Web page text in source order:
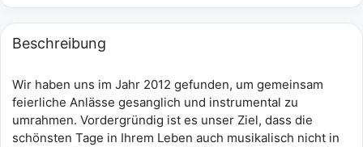
Beschreibung
Wir haben uns im Jahr 2012 gefunden, um gemeinsam
feierliche Anlässe gesanglich und instrumental zu
umrahmen. Vordergründig ist es unser Ziel, dass die
schönsten Tage in Ihrem Leben auch musikalisch nicht in